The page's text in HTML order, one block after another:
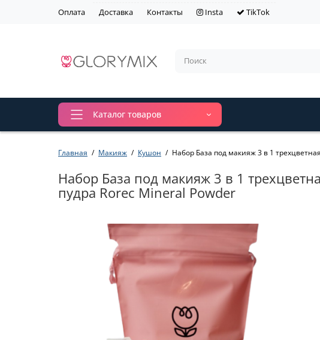
Оплата Доставка Контакты Insta TikTok
Каталог товаров
Главная Макияж Кушон Набор База под макияж 3 в 1
Набор База под макияж 3 в 1
пудра Rorec Mineral Powder